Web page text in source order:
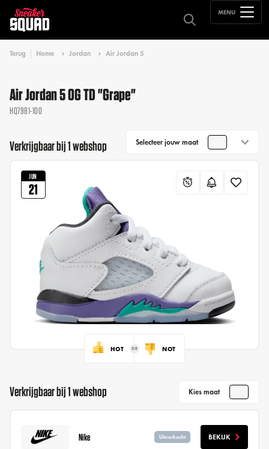
MENU
Terug Home Jordan Air Jordan 5
Air Jordan 5 OG TD "Grape"
HQ7981-100
Verkrijgbaar bij 1 webshop Selecteer jouw maat
JUN
21
HOT NOT
Verkrijgbaar bij 1 webshop Kies maat
Nike Uitverkocht BEKIJK